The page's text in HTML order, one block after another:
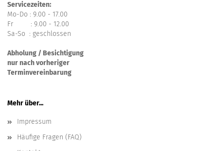
Servicezeiten:
Mo-Do : 9.00 - 17.00
Fr : 9.00 - 12.00
Sa-So : geschlossen
Abholung / Besichtigung
nur nach vorheriger
Terminvereinbarung
Mehr über...
Impressum
Häufige Fragen (FAQ)